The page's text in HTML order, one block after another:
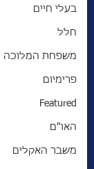
בעלי חיים
חלל
משפחת המלוכה
פרימיום
Featured
האו"ם
משבר האקלים